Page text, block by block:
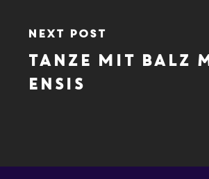
Next Post
Tanze mit Balz
ENSIS